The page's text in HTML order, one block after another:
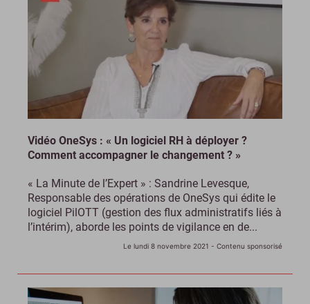
Vidéo OneSys : « Un logiciel RH à déployer ?
Comment accompagner le changement ? »
« La Minute de l’Expert » : Sandrine Levesque,
Responsable des opérations de OneSys qui édite le
logiciel PilOTT (gestion des flux administratifs liés à
l’intérim), aborde les points de vigilance en de...
Le lundi 8 novembre 2021 - Contenu sponsorisé